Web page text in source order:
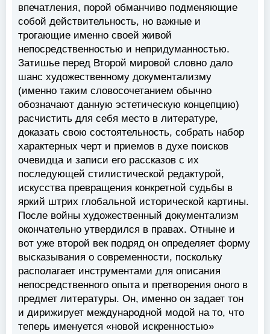
впечатления, порой обманчиво подменяющие
собой действительность, но важные и
трогающие именно своей живой
непосредственностью и непридуманностью.
Затишье перед Второй мировой словно дало
шанс художественному документализму
(именно таким словосочетанием обычно
обозначают данную эстетическую концепцию)
расчистить для себя место в литературе,
доказать свою состоятельность, собрать набор
характерных черт и приемов в духе поисков
очевидца и записи его рассказов с их
последующей стилистической редактурой,
искусства превращения конкретной судьбы в
яркий штрих глобальной исторической картины.
После войны художественный документализм
окончательно утвердился в правах. Отныне и
вот уже второй век подряд он определяет форму
высказывания о современности, поскольку
располагает инструментами для описания
непосредственного опыта и претворения оного в
предмет литературы. Он, именно он задает тон
и дирижирует международной модой на то, что
теперь именуется «новой искренностью»